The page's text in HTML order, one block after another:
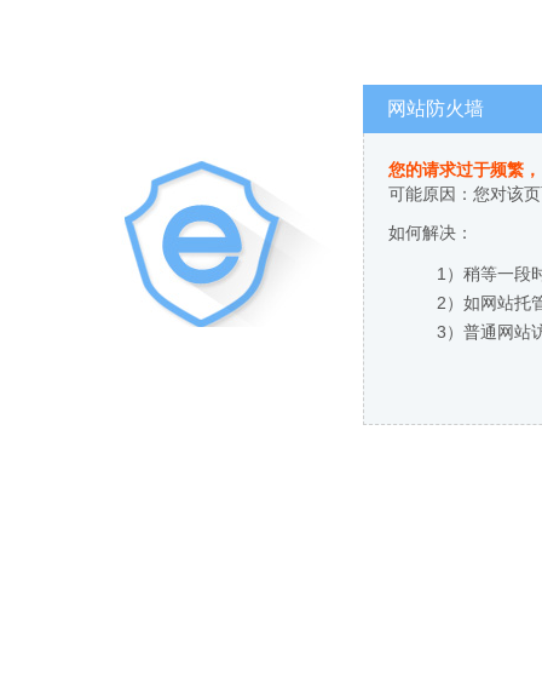
网站防火墙
您的请求过于频繁
可能原因：您对该
如何解决：
1）稍等一段
2）如网站托
3）普通网站